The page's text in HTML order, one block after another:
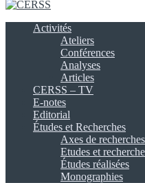
Activités
Ateliers
Conférences
Analyses
Articles
CERSS – TV
E-notes
Editorial
Études et Recherches
Axes de recherches
Etudes et
Études réalisées
Monographies